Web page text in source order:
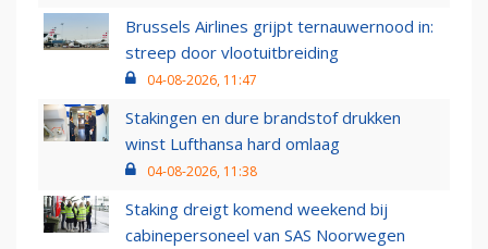
Brussels Airlines grijpt ternauwernood in:
streep door vlootuitbreiding
04-08-2026, 11:47
Stakingen en dure brandstof drukken
winst Lufthansa hard omlaag
04-08-2026, 11:38
Staking dreigt komend weekend bij
cabinepersoneel van SAS Noorwegen